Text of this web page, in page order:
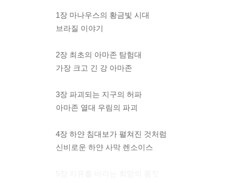
1장 마나우스의 황금빛 시대
브라질 이야기
2장 최초의 아마존 탐험대
가장 크고 긴 강 아마존
3장 파괴되는 지구의 허파
아마존 열대 우림의 파괴
4장 하얀 침대보가 펼쳐진 것처럼
신비로운 하얀 사막 렌소이스